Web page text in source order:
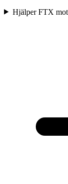
Hjälper FTX